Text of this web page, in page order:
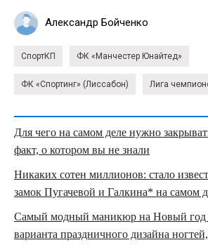
Александр Бойченко
СпортКП ФК «Манчестер Юнайтед»
ФК «Спортинг» (Лиссабон) Лига
Для чего на самом деле нужно
факт, о котором вы не знали
Никаких сотен миллионов: стало
замок Пугачевой и Галкина* на самом
Самый модный маникюр на Новый год
варианта праздничного дизайна